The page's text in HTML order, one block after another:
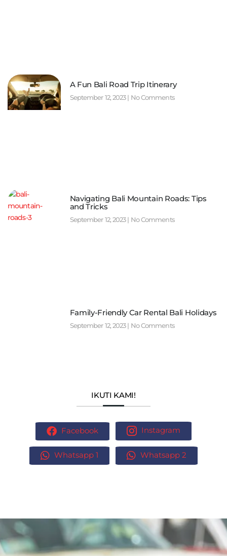
A Fun Bali Road Trip Itinerary
September 12, 2023 No Comments
Navigating Bali Mountain Roads: Tips
and Tricks
September 12, 2023 No Comments
Family-Friendly Car Rental Bali Holidays
September 12, 2023 No Comments
IKUTI KAMI!
Facebook Instagram
Whatsapp 1 Whatsapp 2